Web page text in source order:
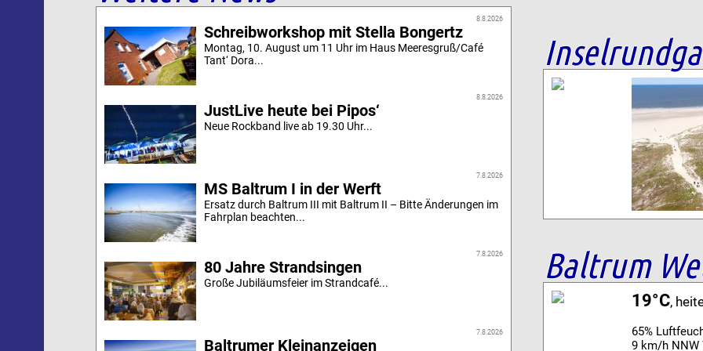
8.8.2026
Schreibworkshop mit Stella Bongertz
Montag, 10. August um 11 Uhr im Haus Meeresgruß/Café
Tant‘ Dora...
8.8.2026
JustLive heute bei Pipos‘
Neue Rockband live ab 19.30 Uhr...
7.8.2026
MS Baltrum I in der Werft
Ersatz durch Baltrum III mit Baltrum II – Bitte Änderungen im
Fahrplan beachten...
7.8.2026
80 Jahre Strandsingen
Große Jubiläumsfeier im Strandcafé...
7.8.2026
Baltrumer Kleinanzeigen
Baltrum
19°C,
65%
9 km/h NNW